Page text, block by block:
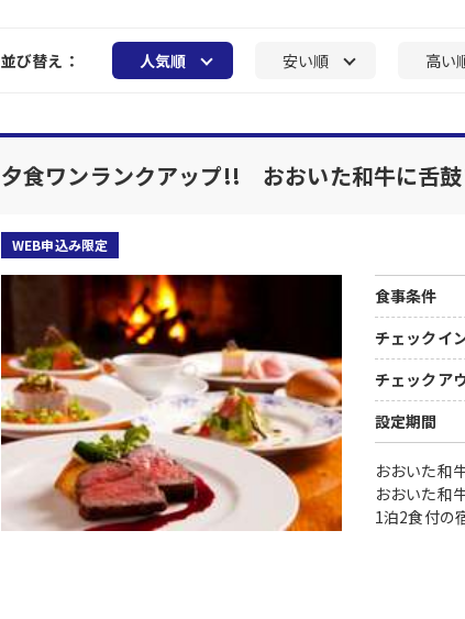
並び替え： 人気順 安い順 高い
夕食ワンランクアップ!! おおいた和牛に舌
WEB申込み限定
食事条件
チェックイ
チェックア
設定期間
おおいた和
おおいた和
1泊2食付の
是非大分